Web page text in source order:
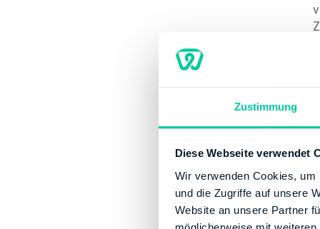
Zustimmung
Diese Webseite verwendet
Wir verwenden Cookies,
und die Zugriffe auf unsere
Website an unsere Partner